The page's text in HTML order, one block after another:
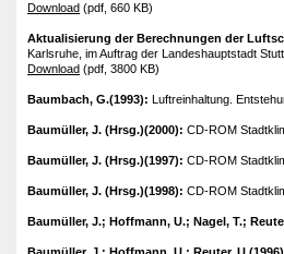
Download (pdf, 660 KB)
Aktualisierung der Berechnungen der
Karlsruhe, im Auftrag der Landeshauptstadt
Download (pdf, 3800 KB)
Baumbach, G.(1993): Luftreinhaltung.
Baumüller, J. (Hrsg.)(2000): CD-ROM
Baumüller, J. (Hrsg.)(1997): CD-ROM
Baumüller, J. (Hrsg.)(1998): CD-ROM
Baumüller, J.; Hoffmann, U.; Nagel, T.;